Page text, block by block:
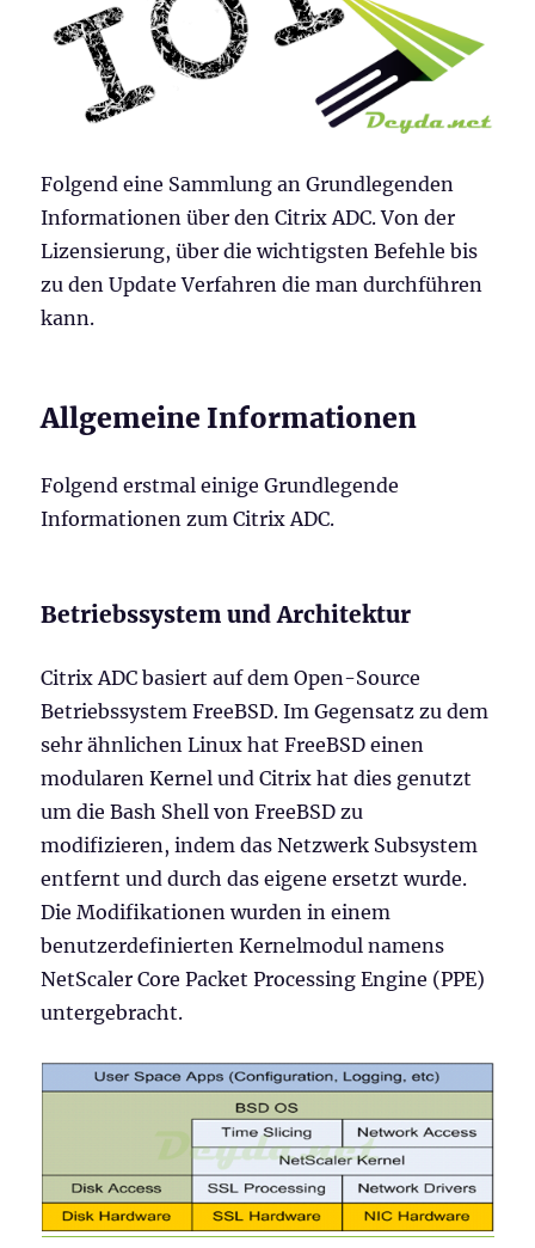
Folgend eine Sammlung an Grundlegenden
Informationen über den Citrix ADC. Von der
Lizensierung, über die wichtigsten Befehle bis
zu den Update Verfahren die man durchführen
kann.
Allgemeine Informationen
Folgend erstmal einige Grundlegende
Informationen zum Citrix ADC.
Betriebssystem und Architektur
Citrix ADC basiert auf dem Open-Source
Betriebssystem FreeBSD. Im Gegensatz zu dem
sehr ähnlichen Linux hat FreeBSD einen
modularen Kernel und Citrix hat dies genutzt
um die Bash Shell von FreeBSD zu
modifizieren, indem das Netzwerk Subsystem
entfernt und durch das eigene ersetzt wurde.
Die Modifikationen wurden in einem
benutzerdefinierten Kernelmodul namens
NetScaler Core Packet Processing Engine (PPE)
untergebracht.